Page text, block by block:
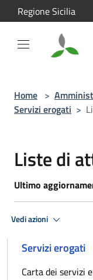
Salta al contenuto
Regione Sicilia
Home >
Servizi erogati >
Liste di
Ultimo
Vedi azioni
Servizi erogati
Carta dei servizi